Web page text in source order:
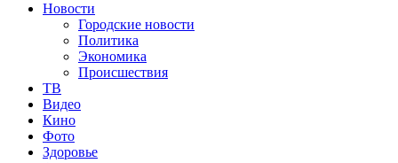
Новости
Городские новости
Политика
Экономика
Происшествия
ТВ
Видео
Кино
Фото
Здоровье